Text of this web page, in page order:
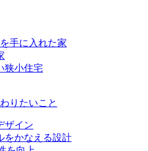
手に入れた家
狭小住宅
りたいこと
ザイン
をかなえる設計